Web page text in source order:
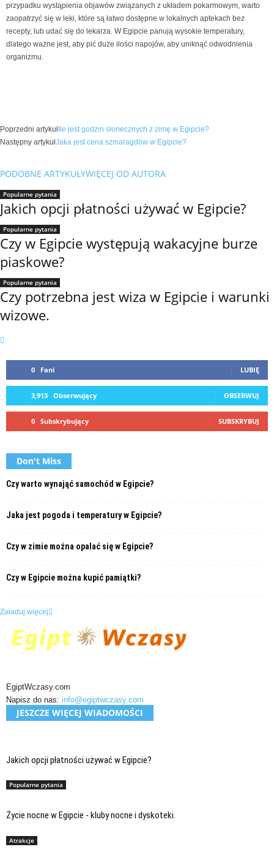
przypadku wystąpienia objawów związanych z układem pokarmowym, warto
zaopatrzyć się w leki, które są łatwo dostępne w lokalnych aptekach bez
recepty, lub udać się do lekarza. W Egipcie panują wysokie temperatury,
dlatego ważne jest, aby pić duże ilości napojów, aby uniknąć odwodnienia
organizmu.
Poprzedni artykuł Ile jest godzin słonecznych z zimę w Egipcie?
Następny artykułJaka jest cena szmaragdów w Egipcie?
PODOBNE ARTYKUŁYWIĘCEJ OD AUTORA
Popularne pytania
Jakich opcji płatności używać w Egipcie?
Popularne pytania
Czy w Egipcie występują wakacyjne burze
piaskowe?
Popularne pytania
Czy potrzebna jest wiza w Egipcie i warunki
wizowe.
0 Fani LUBIĘ
3,913 Obserwujący OBSERWUJ
0 Subskrybujący SUBSKRYBUJ
Don't Miss
Czy warto wynająć samochód w Egipcie?
Jaka jest pogoda i temperatury w Egipcie?
Czy w zimie można opalać się w Egipcie?
Czy w Egipcie można kupić pamiątki?
Załaduj więcej
EgiptWczasy.com
Napisz do nas: info@egiptwczasy.com
JESZCZE WIĘCEJ WIADOMOŚCI
Jakich opcji płatności używać w Egipcie?
Popularne pytania
Życie nocne w Egipcie - kluby nocne i dyskoteki.
Atrakcje